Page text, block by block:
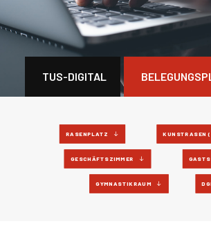
TUS-DIGITAL
RASENPLATZ KUNSTRASEN
GESCHÄFTSZIMMER
GYMNASTIKRAUM